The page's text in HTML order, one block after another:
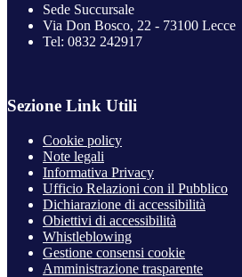
Sede Succursale
Via Don Bosco, 22 - 73100 Lecce
Tel: 0832 242917
Sezione Link Utili
Cookie policy
Note legali
Informativa Privacy
Ufficio Relazioni con il Pubblico
Dichiarazione di accessibilità
Obiettivi di accessibilità
Whistleblowing
Gestione consensi cookie
Amministrazione trasparente